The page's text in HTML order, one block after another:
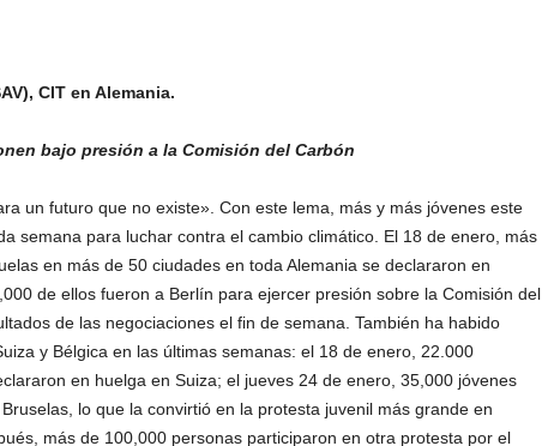
CIT en Alemania.
bajo presión a la Comisión del Carbón
un futuro que no existe». Con este lema, más y más jóvenes este
semana para luchar contra el cambio climático. El 18 de enero, más
en más de 50 ciudades en toda Alemania se declararon en
de ellos fueron a Berlín para ejercer presión sobre la Comisión del
de las negociaciones el fin de semana. También ha habido
y Bélgica en las últimas semanas: el 18 de enero, 22.000
en huelga en Suiza; el jueves 24 de enero, 35,000 jóvenes
lo que la convirtió en la protesta juvenil más grande en
más de 100,000 personas participaron en otra protesta por el